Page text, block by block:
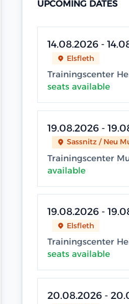
UPCOMING DATES
14.08.2026 -
Elsfleth
seats available
19.08.2026 -
Sassnitz / Neu
available
19.08.2026 -
Elsfleth
seats available
20.08.2026 -